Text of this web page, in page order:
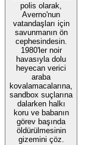
polis olarak,
Averno'nun
vatandaşları için
savunmanın ön
cephesindesin.
1980'ler noir
havasıyla dolu
heyecan verici
araba
kovalamacalarına,
sandbox suçlarına
dalarken halkı
koru ve babanın
görev başında
öldürülmesinin
gizemini çöz.